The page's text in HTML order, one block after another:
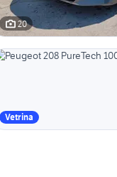
20
Vetrina